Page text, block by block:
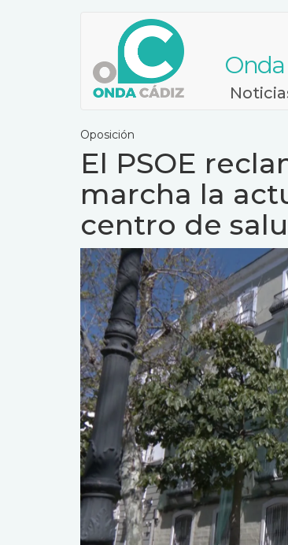
Onda
Navegación
Oposición
El PSOE
marcha la
centro de